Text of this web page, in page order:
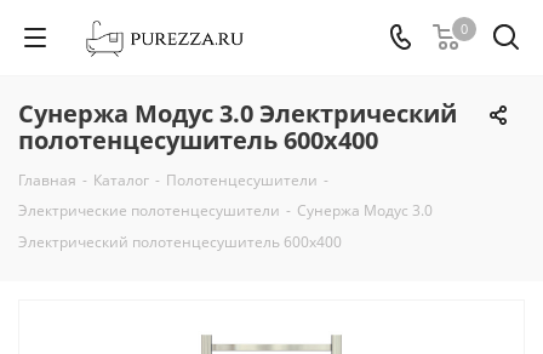
0
Сунержа Модус 3.0 Электрический
полотенцесушитель 600х400
Главная - Каталог - Полотенцесушители -
Электрические полотенцесушители - Сунержа Модус 3.0
Электрический полотенцесушитель 600х400